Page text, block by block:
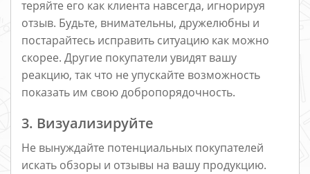
теряйте его как клиента навсегда, игнорируя
отзыв. Будьте, внимательны, дружелюбны и
постарайтесь исправить ситуацию как можно
скорее. Другие покупатели увидят вашу
реакцию, так что не упускайте возможность
показать им свою добропорядочность.
3. Визуализируйте
Не вынуждайте потенциальных покупателей
искать обзоры и отзывы на вашу продукцию.